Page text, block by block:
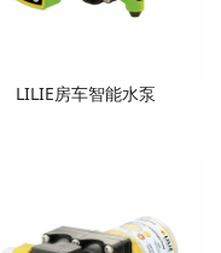
LILIE房车智能水泵